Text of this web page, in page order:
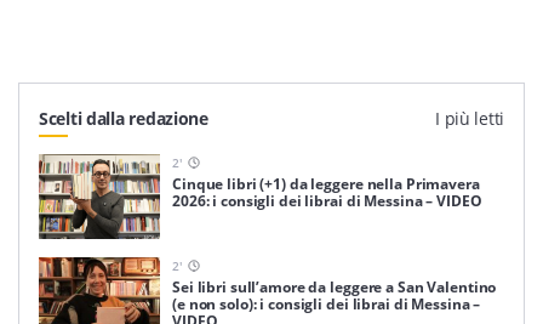
Scelti dalla redazione I più letti
2'
Cinque libri (+1) da leggere nella Primavera
2026: i consigli dei librai di Messina – VIDEO
2'
Sei libri sull’amore da leggere a San Valentino
(e non solo): i consigli dei librai di Messina –